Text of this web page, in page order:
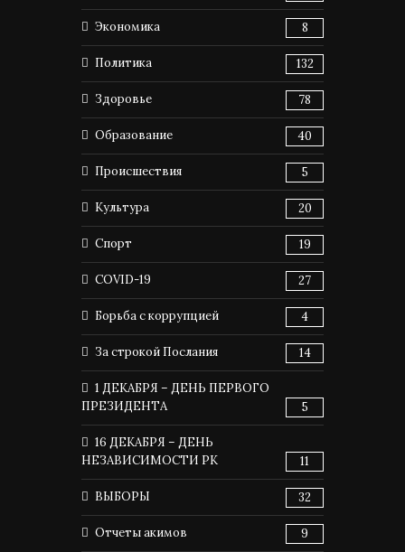
Экономика 8
Политика 132
Здоровье 78
Образование 40
Происшествия 5
Культура 20
Спорт 19
COVID-19 27
Борьба с коррупцией 4
За строкой Послания 14
1 ДЕКАБРЯ – ДЕНЬ ПЕРВОГО
ПРЕЗИДЕНТА
5
16 ДЕКАБРЯ – ДЕНЬ
НЕЗАВИСИМОСТИ РК
11
ВЫБОРЫ 32
Отчеты акимов 9